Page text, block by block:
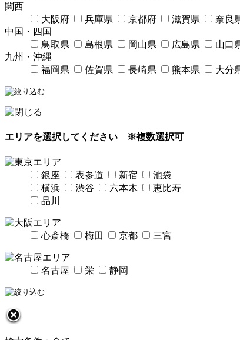
関西
大阪府
兵庫県 京都府 滋賀県 奈良
中国・四国
鳥取県
島根県 岡山県 広島県 山口
九州・沖縄
福岡県
佐賀県 長崎県 熊本県 大分
エリアを選択してください ※複数選択可
銀座 表参道 新宿
池袋
横浜
渋谷 六本木
恵比寿
品川
心斎橋 梅田 京都 三宮
名古屋 栄 静岡